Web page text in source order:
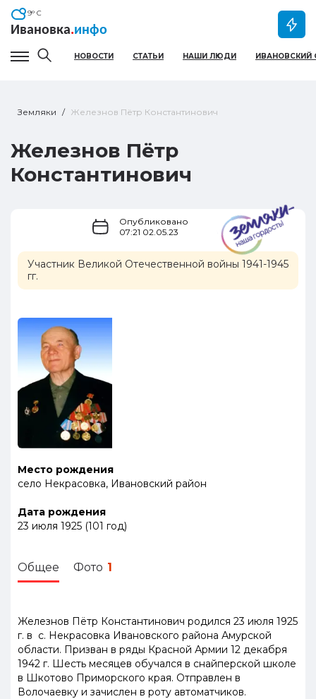
Ивановка.инфо
9° C
Гамбургер меню
НОВОСТИ СТАТЬИ НАШИ ЛЮДИ ИВАНОВСКИЙ
Земляки Железнов Пётр Константинович
Железнов Пётр
Константинович
Опубликовано
07:21 02.05.23
Участник Великой Отечественной войны 1941-1945
гг.
Место рождения
село Некрасовка, Ивановский район
Дата рождения
23 июля 1925 (101 год)
Общее Фото 1
Железнов Пётр Константинович родился 23 июля 1925
г. в с. Некрасовка Ивановского района Амурской
области. Призван в ряды Красной Армии 12 декабря
1942 г. Шесть месяцев обучался в снайперской школе
в Шкотово Приморского края. Отправлен в
Волочаевку и зачислен в роту автоматчиков.